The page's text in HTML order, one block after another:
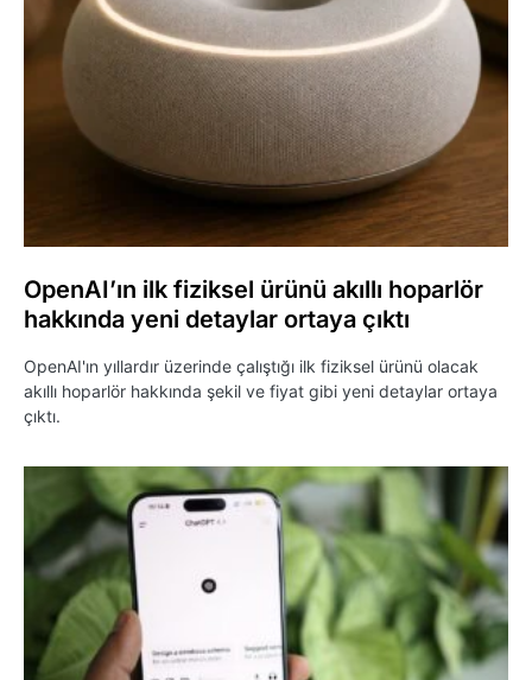
OpenAI’ın ilk fiziksel ürünü akıllı hoparlör
hakkında yeni detaylar ortaya çıktı
OpenAI'ın yıllardır üzerinde çalıştığı ilk fiziksel ürünü olacak
akıllı hoparlör hakkında şekil ve fiyat gibi yeni detaylar ortaya
çıktı.